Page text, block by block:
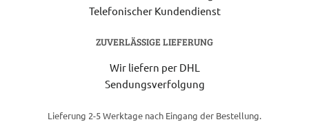
Telefonischer Kundendienst
ZUVERLÄSSIGE LIEFERUNG
Wir liefern per DHL
Sendungsverfolgung
Lieferung 2-5 Werktage nach Eingang der Bestellung.